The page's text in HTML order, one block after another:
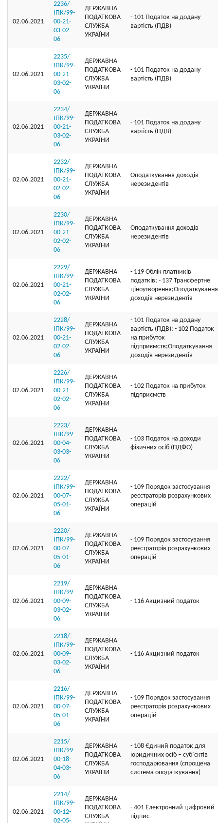
02.06.2021
2236/
ІПК/99-
00-21-
03-02-
06
ДЕРЖАВНА
ПОДАТКОВА
СЛУЖБА
УКРАЇНИ
- 101 Податок на додану
вартість (ПДВ)
02.06.2021
2235/
ІПК/99-
00-21-
03-02-
06
ДЕРЖАВНА
ПОДАТКОВА
СЛУЖБА
УКРАЇНИ
- 101 Податок на додану
вартість (ПДВ)
02.06.2021
2234/
ІПК/99-
00-21-
03-02-
06
ДЕРЖАВНА
ПОДАТКОВА
СЛУЖБА
УКРАЇНИ
- 101 Податок на додану
вартість (ПДВ)
02.06.2021
2232/
ІПК/99-
00-21-
02-02-
06
ДЕРЖАВНА
ПОДАТКОВА
СЛУЖБА
УКРАЇНИ
Оподаткування доходів
нерезидентів
02.06.2021
2230/
ІПК/99-
00-21-
02-02-
06
ДЕРЖАВНА
ПОДАТКОВА
СЛУЖБА
УКРАЇНИ
Оподаткування доходів
нерезидентів
02.06.2021
2229/
ІПК/99-
00-21-
02-02-
06
ДЕРЖАВНА
ПОДАТКОВА
СЛУЖБА
УКРАЇНИ
- 119 Облік платників
податків; - 137 Трансфертне
ціноутворення;Оподаткування
доходів нерезидентів
02.06.2021
2228/
ІПК/99-
00-21-
02-02-
06
ДЕРЖАВНА
ПОДАТКОВА
СЛУЖБА
УКРАЇНИ
- 101 Податок на додану
вартість (ПДВ); - 102 Податок
на прибуток
підприємств;Оподаткування
доходів нерезидентів
02.06.2021
2226/
ІПК/99-
00-21-
02-02-
06
ДЕРЖАВНА
ПОДАТКОВА
СЛУЖБА
УКРАЇНИ
- 102 Податок на прибуток
підприємств
02.06.2021
2223/
ІПК/99-
00-04-
03-03-
06
ДЕРЖАВНА
ПОДАТКОВА
СЛУЖБА
УКРАЇНИ
- 103 Податок на доходи
фізичних осіб (ПДФО)
02.06.2021
2222/
ІПК/99-
00-07-
05-01-
06
ДЕРЖАВНА
ПОДАТКОВА
СЛУЖБА
УКРАЇНИ
- 109 Порядок застосування
реєстраторів розрахункових
операцій
02.06.2021
2220/
ІПК/99-
00-07-
05-01-
06
ДЕРЖАВНА
ПОДАТКОВА
СЛУЖБА
УКРАЇНИ
- 109 Порядок застосування
реєстраторів розрахункових
операцій
02.06.2021
2219/
ІПК/99-
00-09-
03-02-
06
ДЕРЖАВНА
ПОДАТКОВА
СЛУЖБА
УКРАЇНИ
- 116 Акцизний податок
02.06.2021
2218/
ІПК/99-
00-09-
03-02-
06
ДЕРЖАВНА
ПОДАТКОВА
СЛУЖБА
УКРАЇНИ
- 116 Акцизний податок
02.06.2021
2216/
ІПК/99-
00-07-
05-01-
06
ДЕРЖАВНА
ПОДАТКОВА
СЛУЖБА
УКРАЇНИ
- 109 Порядок застосування
реєстраторів розрахункових
операцій
02.06.2021
2215/
ІПК/99-
00-18-
04-03-
06
ДЕРЖАВНА
ПОДАТКОВА
СЛУЖБА
УКРАЇНИ
- 108 Єдиний податок для
юридичних осіб – суб’єктів
господарювання (спрощена
система оподаткування)
02.06.2021
2214/
ІПК/99-
00-12-
02-05-
ДЕРЖАВНА
ПОДАТКОВА
СЛУЖБА
- 401 Електронний цифровий
підпис